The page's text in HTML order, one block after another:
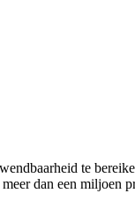
te
dan een miljoen